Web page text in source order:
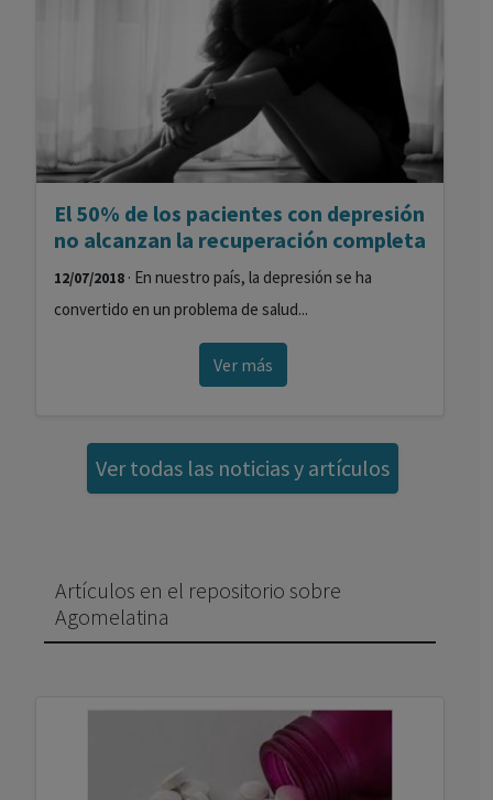
El 50% de los pacientes con depresión
no alcanzan la recuperación completa
12/07/2018 · En nuestro país, la depresión se ha
convertido en un problema de salud...
Ver más
Ver todas las noticias y artículos
Artículos en el repositorio sobre
Agomelatina